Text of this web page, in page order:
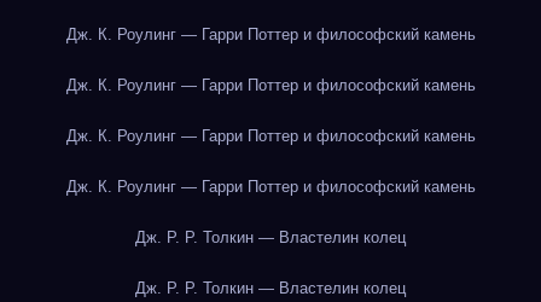
Дж. К. Роулинг — Гарри Поттер и философский камень
Дж. К. Роулинг — Гарри Поттер и философский камень
Дж. К. Роулинг — Гарри Поттер и философский камень
Дж. К. Роулинг — Гарри Поттер и философский камень
Дж. Р. Р. Толкин — Властелин колец
Дж. Р. Р. Толкин — Властелин колец